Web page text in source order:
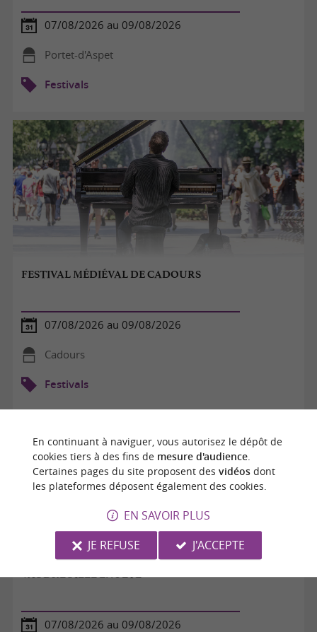
07/08/2026 au 09/08/2026
Portet-d'Aspet
Festivals
FESTIVAL MÉDIÉVAL DE CADOURS
07/08/2026 au 09/08/2026
Cadours
Festivals
VAUDREUILLE EN FETE
07/08/2026 au 09/08/2026
En continuant à naviguer, vous autorisez le dépôt de
cookies tiers à des fins de mesure d'audience.
Certaines pages du site proposent des vidéosdont
les plateformes déposent également des cookies.
EN SAVOIR PLUS
JE REFUSE
J'ACCEPTE